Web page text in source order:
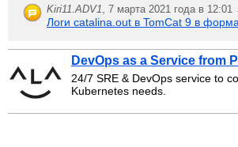
Kiri11.ADV1 7 марта 2021 года в 12:01
Логи catalina.out в TomCat 9 в
DevOps as a Service from
24/7 SRE & DevOps service to
Kubernetes needs.